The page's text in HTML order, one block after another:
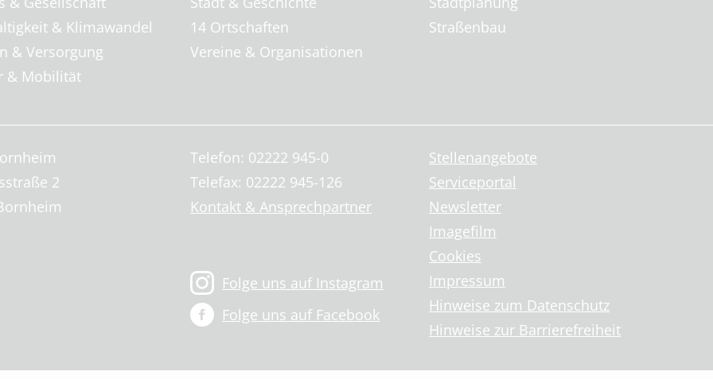
& Klimawandel
& Versorgung
& Mobilität
14 Ortschaften
Vereine & Organisationen
Straßenbau
2
Telefon: 02222 945-0
Telefax: 02222 945-126
Kontakt & Ansprechpartner
Folge uns auf Instagram
Folge uns auf Facebook
Stellenangebote
Serviceportal
Newsletter
Imagefilm
Cookies
Impressum
Hinweise zum Datenschutz
Hinweise zur Barrierefreiheit